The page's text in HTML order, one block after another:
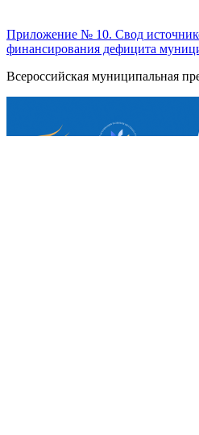
Приложение № 10. Свод
финансирования дефицита
Всероссийская муниципальная